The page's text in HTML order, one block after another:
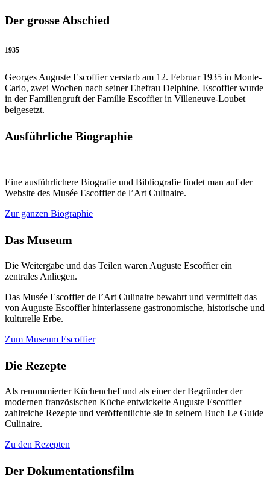
Der grosse Abschied
1935
Georges Auguste Escoffier verstarb am 12. Februar 1935 in Monte-
Carlo, zwei Wochen nach seiner Ehefrau Delphine. Escoffier wurde
in der Familiengruft der Familie Escoffier in Villeneuve-Loubet
beigesetzt.
Ausführliche Biographie
Eine ausführlichere Biografie und Bibliografie findet man auf der
Website des Musée Escoffier de l’Art Culinaire.
Zur ganzen Biographie
Das Museum
Die Weitergabe und das Teilen waren Auguste Escoffier ein
zentrales Anliegen.
Das Musée Escoffier de l’Art Culinaire bewahrt und vermittelt das
von Auguste Escoffier hinterlassene gastronomische, historische und
kulturelle Erbe.
Zum Museum Escoffier
Die Rezepte
Als renommierter Küchenchef und als einer der Begründer der
modernen französischen Küche entwickelte Auguste Escoffier
zahlreiche Rezepte und veröffentlichte sie in seinem Buch Le Guide
Culinaire.
Zu den Rezepten
Der Dokumentationsfilm